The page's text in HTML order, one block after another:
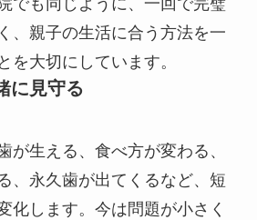
、親子の生活に合う方法を一
を大切にしています。
に見守る
が生える、食べ方が変わる、
、永久歯が出てくるなど、短
化します。今は問題が小さく